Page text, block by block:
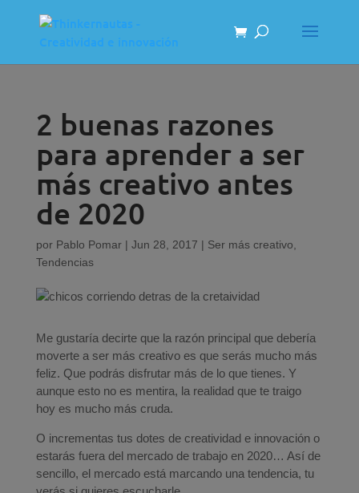
2 buenas razones
para aprender a ser
más creativo antes
de 2020
por Pablo Pomar| Jun 28, 2017 | Ser más creativo
Tendencias
Me gustaría decirte que la razón principal que debería
moverte a ser más creativo es que serás mucho más
feliz. Que podrás disfrutar más de lo que tienes. Y
aunque esto no es mentira, la realidad que te traigo
hoy es mucho más cruda.
O incrementas tus dotes de creatividad e innovación o
estarás fuera del mercado de trabajo en 2020… Así de
sencillo, el mercado está marcando una tendencia, tu